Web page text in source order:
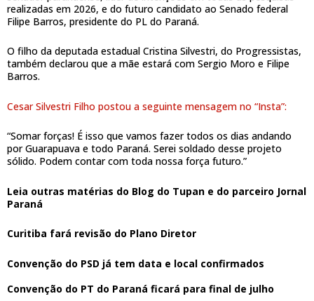
realizadas em 2026, e do futuro candidato ao Senado federal
Filipe Barros, presidente do PL do Paraná.
O filho da deputada estadual Cristina Silvestri, do Progressistas,
também declarou que a mãe estará com Sergio Moro e Filipe
Barros.
Cesar Silvestri Filho postou a seguinte mensagem no “Insta”:
“Somar forças! É isso que vamos fazer todos os dias andando
por Guarapuava e todo Paraná. Serei soldado desse projeto
sólido. Podem contar com toda nossa força futuro.”
Leia outras matérias do Blog do Tupan e do parceiro Jornal
Paraná
Curitiba fará revisão do Plano Diretor
Convenção do PSD já tem data e local confirmados
Convenção do PT do Paraná ficará para final de julho